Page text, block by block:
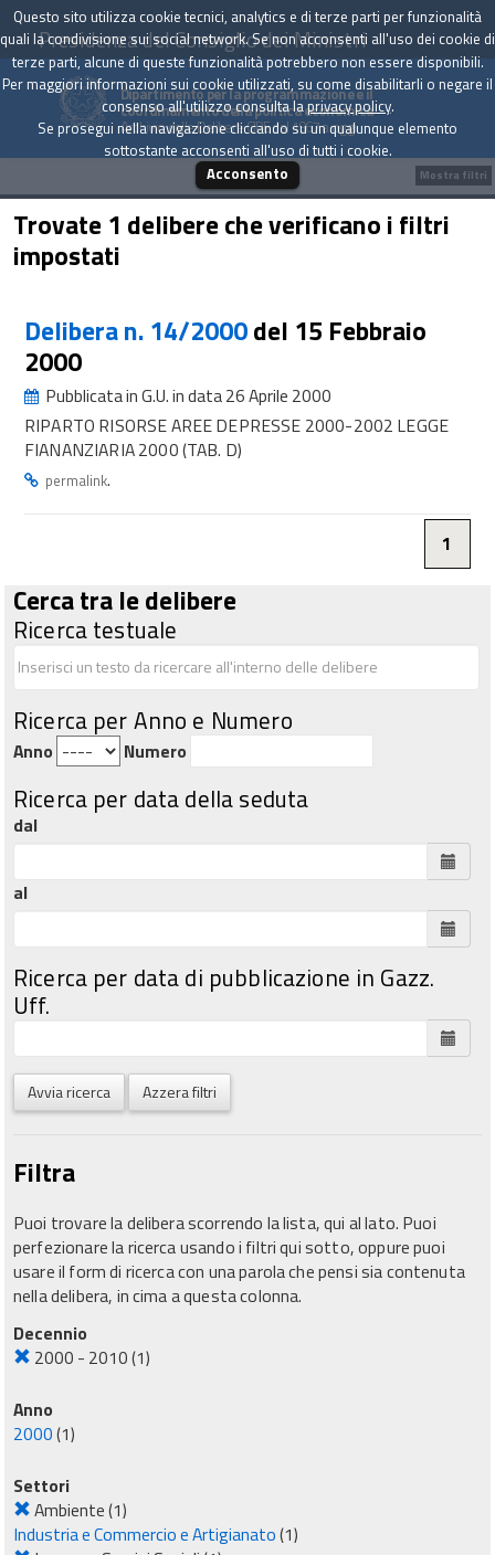
Presidenza del Consiglio dei Ministri
Dipartimento per la programmazione e il
coordinamento della politica economica
Archivio delle Delibere CIPE dal 1967 a oggi
Trovate 1 delibere che verificano i filtri
impostati
Delibera n. 14/2000del 15 Febbraio
2000
Pubblicata in G.U. in data 26 Aprile 2000
RIPARTO RISORSE AREE DEPRESSE 2000-2002 LEGGE
FIANANZIARIA 2000 (TAB. D)
permalink.
1
Cerca tra le delibere
Ricerca testuale
Ricerca per Anno e Numero
Anno Numero
Ricerca per data della seduta
dal
al
Ricerca per data di pubblicazione in Gazz.
Uff.
Avvia ricerca Azzera filtri
Filtra
Puoi trovare la delibera scorrendo la lista, qui al lato. Puoi
perfezionare la ricerca usando i filtri qui sotto, oppure puoi
usare il form di ricerca con una parola che pensi sia contenuta
nella delibera, in cima a questa colonna.
Decennio
2000 - 2010(1)
Anno
2000(1)
Settori
Ambiente(1)
Industria e Commercio e Artigianato(1)
Mostra filtri
Questo sito utilizza cookie tecnici, analytics e di terze parti per funzionalità
quali la condivisione sui social network. Se non acconsenti all'uso dei cookie di
terze parti, alcune di queste funzionalità potrebbero non essere disponibili.
Per maggiori informazioni sui cookie utilizzati, su come disabilitarli o negare il
consenso all'utilizzo consulta laprivacy policy.
Se prosegui nella navigazione cliccando su un qualunque elemento
sottostante acconsenti all'uso di tutti i cookie.
Acconsento